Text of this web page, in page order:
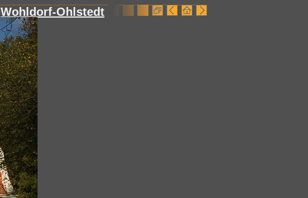
Wohldorf-Ohlstedt